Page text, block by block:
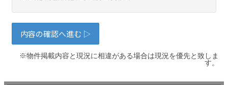
※物件掲載内容と現況に相違がある場合は現況を優先と致しま
す。